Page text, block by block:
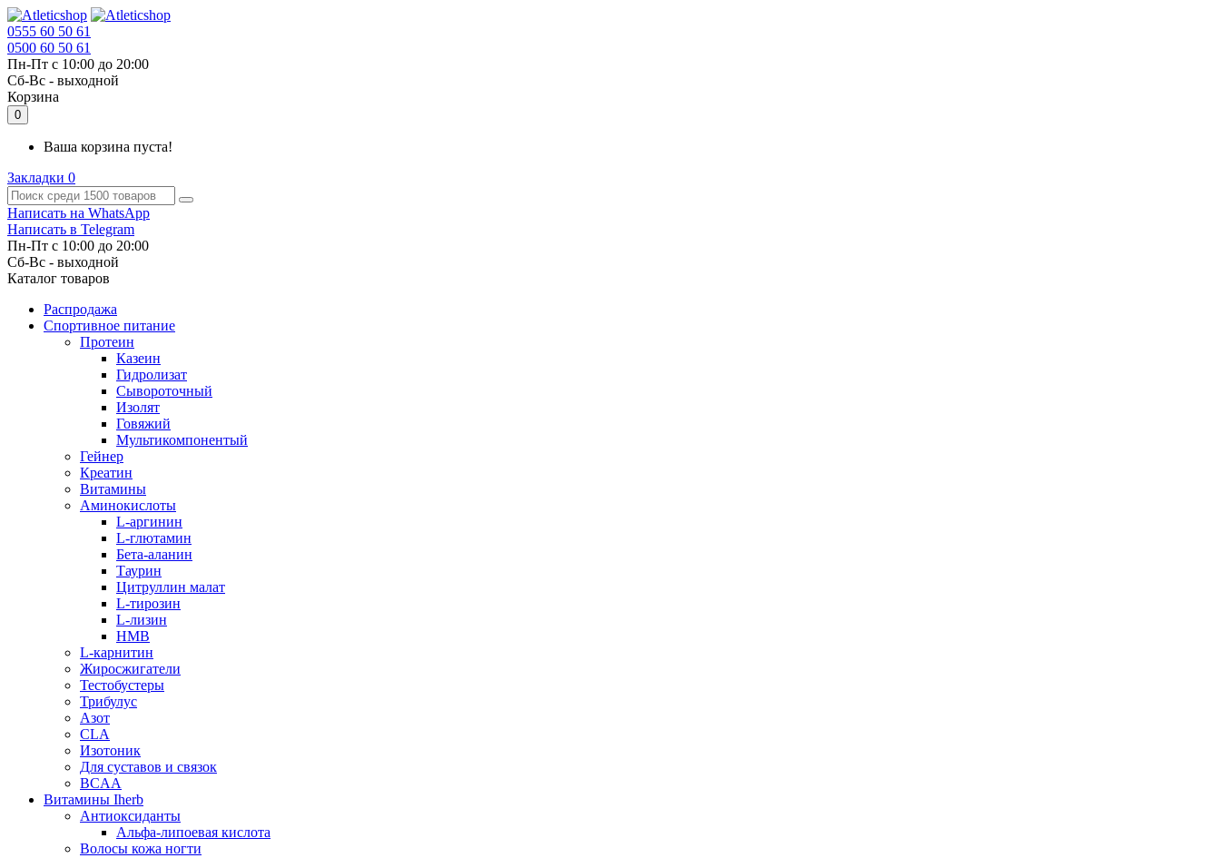
0555 60 50 61
0500 60 50 61
Пн-Пт с 10:00 до 20:00
Cб-Вс - выходной
Корзина
0
Ваша корзина пуста!
Закладки 0
Написать на WhatsApp
Написать в Telegram
Пн-Пт с 10:00 до 20:00
Cб-Вс - выходной
Каталог товаров
Распродажа
Спортивное питание
Протеин
Казеин
Гидролизат
Сывороточный
Изолят
Говяжий
Мультикомпонентый
Гейнер
Креатин
Витамины
Аминокислоты
L-аргинин
L-глютамин
Бета-аланин
Таурин
Цитруллин малат
L-тирозин
L-лизин
HMB
L-карнитин
Жиросжигатели
Тестобустеры
Трибулус
Азот
CLA
Изотоник
Для суставов и связок
BCAA
Витамины Iherb
Антиоксиданты
Альфа-липоевая кислота
Волосы кожа ногти